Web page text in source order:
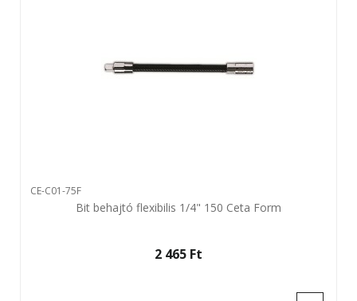
CE-C01-75F
Bit behajtó flexibilis 1/4" 150 Ceta Form
2 465 Ft‎